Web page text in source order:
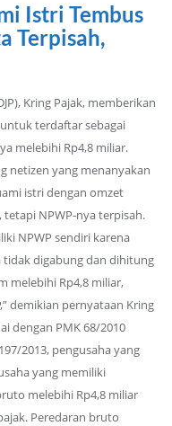
Istri Tembus
Terpisah,
Kring Pajak, memberikan
terdaftar sebagai
melebihi Rp4,8 miliar.
netizen yang menanyakan
istri dengan omzet
tetapi NPWP-nya terpisah.
NPWP sendiri karena
tidak digabung dan dihitung
melebihi Rp4,8 miliar,
demikian pernyataan Kring
dengan PMK 68/2010
2013, pengusaha yang
yang memiliki
melebihi Rp4,8 miliar
Peredaran bruto